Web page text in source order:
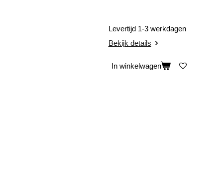
Levertijd 1-3 werkdagen
Bekijk details
In winkelwagen